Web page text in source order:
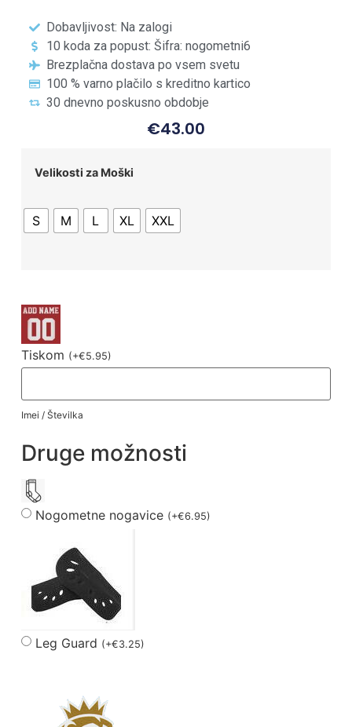
Dobavljivost: Na zalogi
10 koda za popust: Šifra: nogometni6
Brezplačna dostava po vsem svetu
100 % varno plačilo s kreditno kartico
30 dnevno poskusno obdobje
€43.00
Velikosti za Moški
S M L XL XXL
Tiskom (+€5.95)
Imei / Številka
Druge možnosti
Nogometne nogavice (+€6.95)
Leg Guard (+€3.25)